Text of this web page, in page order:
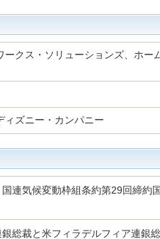
クス・ソリューションズ、ホー
ィズニー・カンパニー
連気候変動枠組条約第29回締約
総裁と米フィラデルフィア連銀